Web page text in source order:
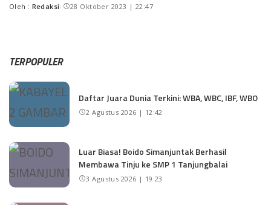
Oleh : Redaksi 28 Oktober 2023 | 22:47
TERPOPULER
Daftar Juara Dunia Terkini: WBA, WBC, IBF, WBO
2 Agustus 2026 | 12:42
Luar Biasa! Boido Simanjuntak Berhasil
Membawa Tinju ke SMP 1 Tanjungbalai
3 Agustus 2026 | 19:23